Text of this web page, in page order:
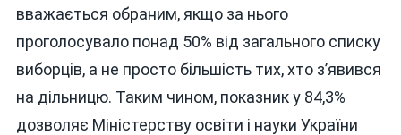
вважається обраним, якщо за нього
проголосувало понад 50% від загального списку
виборців, а не просто більшість тих, хто з’явився
на дільницю. Таким чином, показник у 84,3%
дозволяє Міністерству освіти і науки України